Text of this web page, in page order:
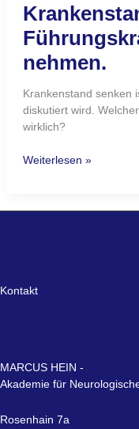
nehmen.
Krankenstand senken
diskutiert wird.
wirklich?
Weiterlesen »
Kontakt
MARCUS HEIN -
Akademie für
Rosenhain 7a